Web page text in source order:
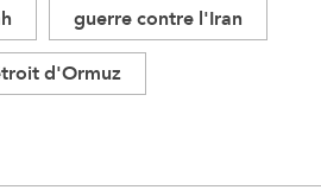
guerre contre l'Iran
d'Ormuz